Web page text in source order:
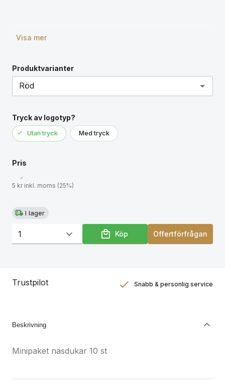
Visa mer
Produktvarianter
Tryck av logotyp?
Utan tryck Med tryck
Pris
5 kr inkl. moms (25%)
I lager
Köp Offertförfrågan
Trustpilot Snabb & personlig service
Beskrivning
Minipaket näsdukar 10 st